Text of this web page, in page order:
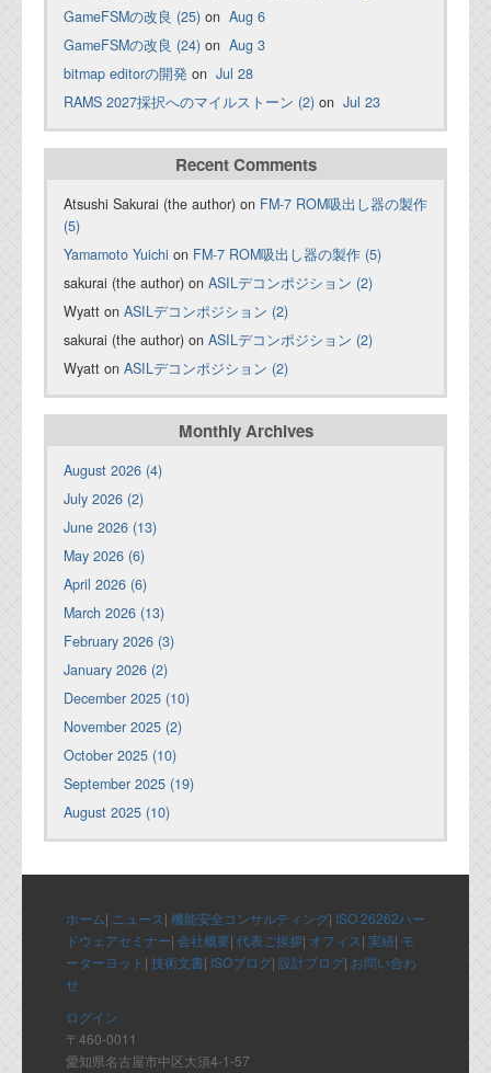
GameFSMの改良 (25) on Aug 6
GameFSMの改良 (24) on Aug 3
bitmap editorの開発 on Jul 28
RAMS 2027採択へのマイルストーン (2) on Jul 23
Recent Comments
Atsushi Sakurai (the author) on FM-7 ROM吸出し器の製作
(5)
Yamamoto Yuichi on FM-7 ROM吸出し器の製作 (5)
sakurai (the author) on ASILデコンポジション (2)
Wyatt on ASILデコンポジション (2)
sakurai (the author) on ASILデコンポジション (2)
Wyatt on ASILデコンポジション (2)
Monthly Archives
August 2026 (4)
July 2026 (2)
June 2026 (13)
May 2026 (6)
April 2026 (6)
March 2026 (13)
February 2026 (3)
January 2026 (2)
December 2025 (10)
November 2025 (2)
October 2025 (10)
September 2025 (19)
August 2025 (10)
ホーム| ニュース| 機能安全コンサルティング| ISO 26262ハー
ドウェアセミナー| 会社概要| 代表ご挨拶| オフィス| 実績| モ
ーターヨット | 技術文書| ISOブログ| 設計ブログ| お問い合わ
せ
ログイン
〒460-0011
愛知県名古屋市中区大須4-1-57